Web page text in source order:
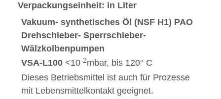
Verpackungseinheit: in Liter
Vakuum- synthetisches Öl (NSF H1) PAO
Drehschieber- Sperrschieber-
Wälzkolbenpumpen
VSA-L100 <10-2mbar, bis 120° C
Dieses Betriebsmittel ist auch für Prozesse
mit Lebensmittelkontakt geeignet.